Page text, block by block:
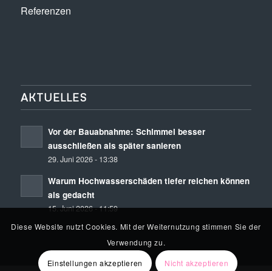
Referenzen
AKTUELLES
Vor der Bauabnahme: Schimmel besser
ausschließen als später sanieren
29. Juni 2026 - 13:38
Warum Hochwasserschäden tiefer reichen können
als gedacht
15. Juni 2026 - 11:59
Diese Website nutzt Cookies. Mit der Weiternutzung stimmen Sie der
Verwendung zu.
Einstellungen akzeptieren Nicht akzeptieren